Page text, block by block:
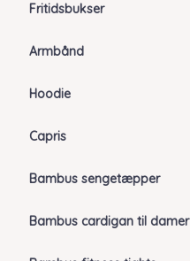
Fritidsbukser
Armbånd
Hoodie
Capris
Bambus sengetæpper
Bambus cardigan til damer